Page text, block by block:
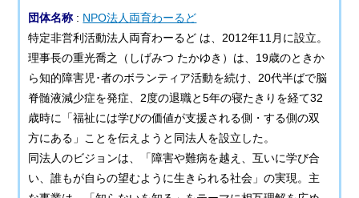
団体名称 : NPO法人両育わーるど
特定非営利活動法人両育わーるど は、2012年11月に設立。
理事長の重光喬之（しげみつ たかゆき）は、19歳のときか
ら知的障害児･者のボランティア活動を続け、20代半ばで脳
脊髄液減少症を発症、2度の退職と5年の寝たきりを経て32
歳時に「福祉には学びの価値が支援される側・する側の双
方にある」ことを伝えようと同法人を設立した。
同法人のビジョンは、「障害や難病を越え、互いに学び合
い、誰もが自らの望むように生きられる社会」の実現。主